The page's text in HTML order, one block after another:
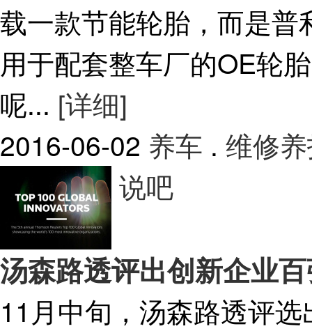
载一款节能轮胎，而是
用于配套整车厂的OE轮
呢... [详细]
2016-06-02 养车 . 维修
说吧
汤森路透评出创新企业
11月中旬，汤森路透评